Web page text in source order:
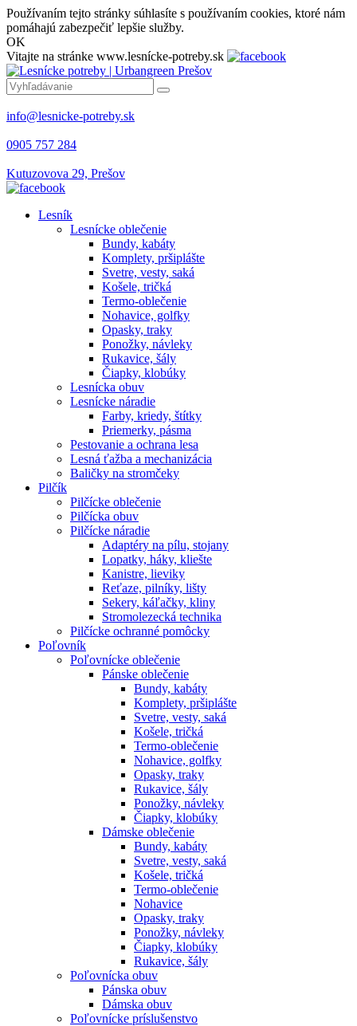
Používaním tejto stránky súhlasíte s používaním cookies, ktoré nám
pomáhajú zabezpečiť lepšie služby.
OK
Vitajte na stránke www.lesnícke-potreby.sk
info@lesnicke-potreby.sk
0905 757 284
Kutuzovova 29, Prešov
Lesník
Lesnícke oblečenie
Bundy, kabáty
Komplety, pršiplášte
Svetre, vesty, saká
Košele, tričká
Termo-oblečenie
Nohavice, golfky
Opasky, traky
Ponožky, návleky
Rukavice, šály
Čiapky, klobúky
Lesnícka obuv
Lesnícke náradie
Farby, kriedy, štítky
Priemerky, pásma
Pestovanie a ochrana lesa
Lesná ťažba a mechanizácia
Baličky na stromčeky
Pilčík
Pilčícke oblečenie
Pilčícka obuv
Pilčícke náradie
Adaptéry na pílu, stojany
Lopatky, háky, kliešte
Kanistre, lieviky
Reťaze, pilníky, lišty
Sekery, káľačky, kliny
Stromolezecká technika
Pilčícke ochranné pomôcky
Poľovník
Poľovnícke oblečenie
Pánske oblečenie
Bundy, kabáty
Komplety, pršiplášte
Svetre, vesty, saká
Košele, tričká
Termo-oblečenie
Nohavice, golfky
Opasky, traky
Rukavice, šály
Ponožky, návleky
Čiapky, klobúky
Dámske oblečenie
Bundy, kabáty
Svetre, vesty, saká
Košele, tričká
Termo-oblečenie
Nohavice
Opasky, traky
Ponožky, návleky
Čiapky, klobúky
Rukavice, šály
Poľovnícka obuv
Pánska obuv
Dámska obuv
Poľovnícke príslušenstvo